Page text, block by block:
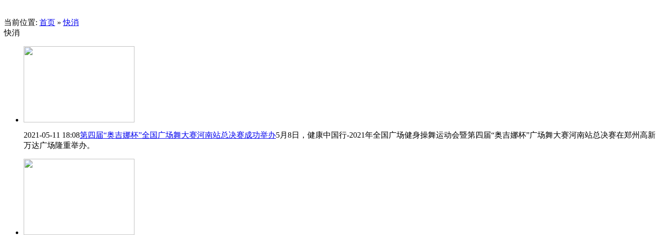
当前位置: 首页 »快消
快消
2021-05-11 18:08第四届“奥吉娜杯”全国广场舞大赛河南站总决赛成功举办5月8日，健康中国行-2021年全国广场健身操舞运动会暨第四届“奥吉娜杯”广场舞大赛河南站总决赛在郑州高新
万达广场隆重举办。